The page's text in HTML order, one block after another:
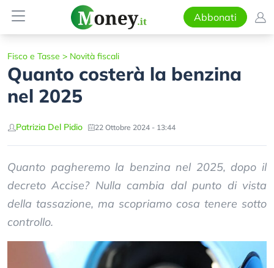
Abbonati
Fisco e Tasse > Novità fiscali
Quanto costerà la benzina
nel 2025
Patrizia Del Pidio 22 Ottobre 2024 - 13:44
Quanto pagheremo la benzina nel 2025, dopo il
decreto Accise? Nulla cambia dal punto di vista
della tassazione, ma scopriamo cosa tenere sotto
controllo.